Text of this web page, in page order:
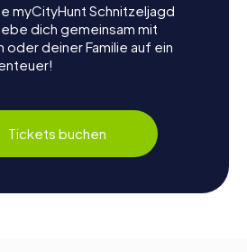
myCityHunt Schnitzeljagd
dich gemeinsam mit
oder deiner Familie auf ein
Tickets buchen